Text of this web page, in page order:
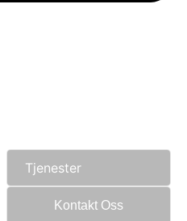
Tjenester
Kontakt Oss